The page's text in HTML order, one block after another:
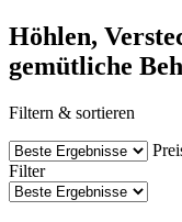
Höhlen,
gemütliche
Filtern & sortieren
Filter